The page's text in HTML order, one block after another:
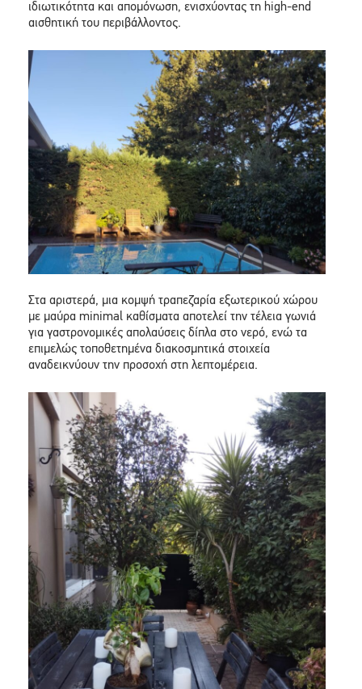
ιδιωτικότητα και απομόνωση, ενισχύοντας τη high-end
αισθητική του περιβάλλοντος.
Στα αριστερά, μια κομψή τραπεζαρία εξωτερικού χώρου
με μαύρα minimal καθίσματα αποτελεί την τέλεια γωνιά
για γαστρονομικές απολαύσεις δίπλα στο νερό, ενώ τα
επιμελώς τοποθετημένα διακοσμητικά στοιχεία
αναδεικνύουν την προσοχή στη λεπτομέρεια.